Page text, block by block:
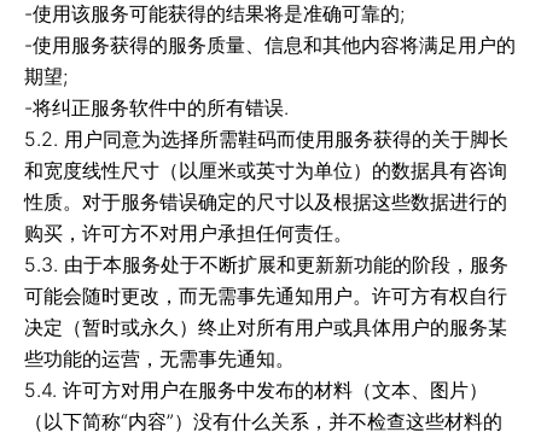
-使用该服务可能获得的结果将是准确可靠的;
-使用服务获得的服务质量、信息和其他内容将满足用户的
期望;
-将纠正服务软件中的所有错误.
5.2. 用户同意为选择所需鞋码而使用服务获得的关于脚长
和宽度线性尺寸（以厘米或英寸为单位）的数据具有咨询
性质。对于服务错误确定的尺寸以及根据这些数据进行的
购买，许可方不对用户承担任何责任。
5.3. 由于本服务处于不断扩展和更新新功能的阶段，服务
可能会随时更改，而无需事先通知用户。许可方有权自行
决定（暂时或永久）终止对所有用户或具体用户的服务某
些功能的运营，无需事先通知。
5.4. 许可方对用户在服务中发布的材料（文本、图片）
（以下简称“内容”）没有什么关系，并不检查这些材料的
选择您的个
人尺码助理